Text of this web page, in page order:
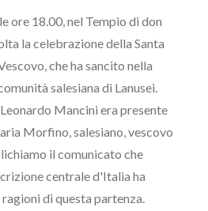
ore 18.00, nel Tempio di don
la celebrazione della Santa
che ha sancito nella
salesiana di Lanusei.
Mancini era presente
Morfino, salesiano, vescovo
il comunicato che
centrale d'Italia ha
di questa partenza.